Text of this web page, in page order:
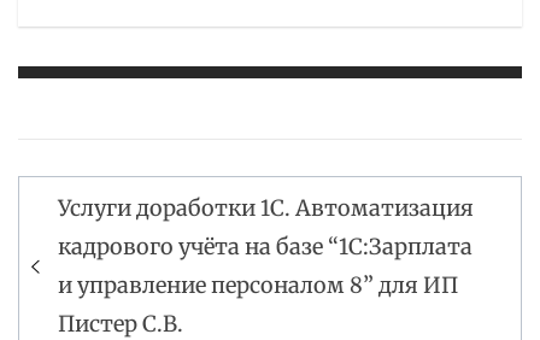
Навигация
по
записям
Услуги доработки 1С. Автоматизация
кадрового учёта на базе “1С:Зарплата
и управление персоналом 8” для ИП
Пистер С.В.